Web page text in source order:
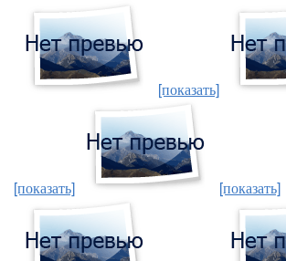
[показать]
[показать] [показать]